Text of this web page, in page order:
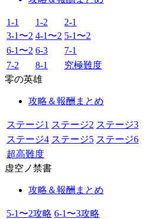
1-1 1-2
2-1
3-1〜2 4-1〜2 5-1〜2
6-1〜2 6-3
7-1
7-2
8-1
究極難度
零の英雄
攻略＆報酬まとめ
ステージ1 ステージ2 ステージ3
ステージ4 ステージ5 ステージ6
超高難度
虚空ノ禁書
攻略＆報酬まとめ
5-1〜2攻略 6-1〜3攻略